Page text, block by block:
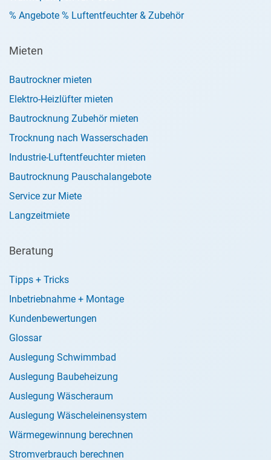
% Angebote % Luftentfeuchter & Zubehör
Mieten
Bautrockner mieten
Elektro-Heizlüfter mieten
Bautrocknung Zubehör mieten
Trocknung nach Wasserschaden
Industrie-Luftentfeuchter mieten
Bautrocknung Pauschalangebote
Service zur Miete
Langzeitmiete
Beratung
Tipps + Tricks
Inbetriebnahme + Montage
Kundenbewertungen
Glossar
Auslegung Schwimmbad
Auslegung Baubeheizung
Auslegung Wäscheraum
Auslegung Wäscheleinensystem
Wärmegewinnung berechnen
Stromverbrauch berechnen